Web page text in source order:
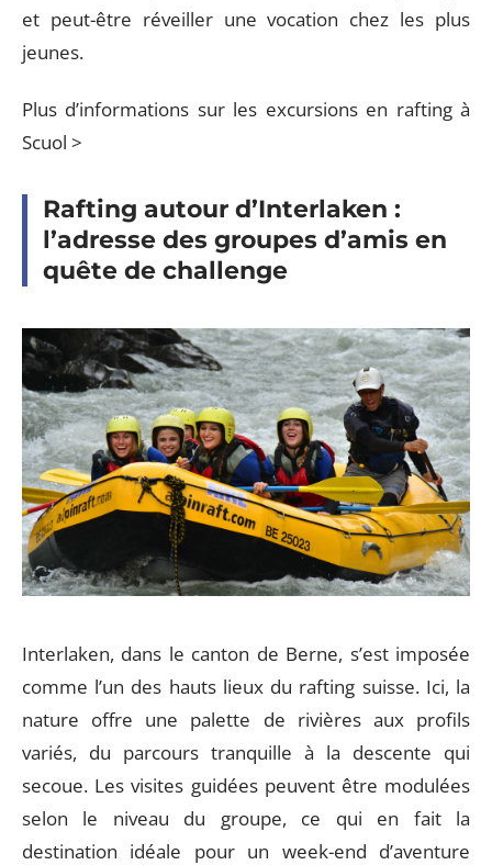
et peut-être réveiller une vocation chez les plus
jeunes.
Plus d’informations sur les excursions en rafting à
Scuol >
Rafting autour d’Interlaken :
l’adresse des groupes d’amis en
quête de challenge
Interlaken, dans le canton de Berne, s’est imposée
comme l’un des hauts lieux du rafting suisse. Ici, la
nature offre une palette de rivières aux profils
variés, du parcours tranquille à la descente qui
secoue. Les visites guidées peuvent être modulées
selon le niveau du groupe, ce qui en fait la
destination idéale pour un week-end d’aventure